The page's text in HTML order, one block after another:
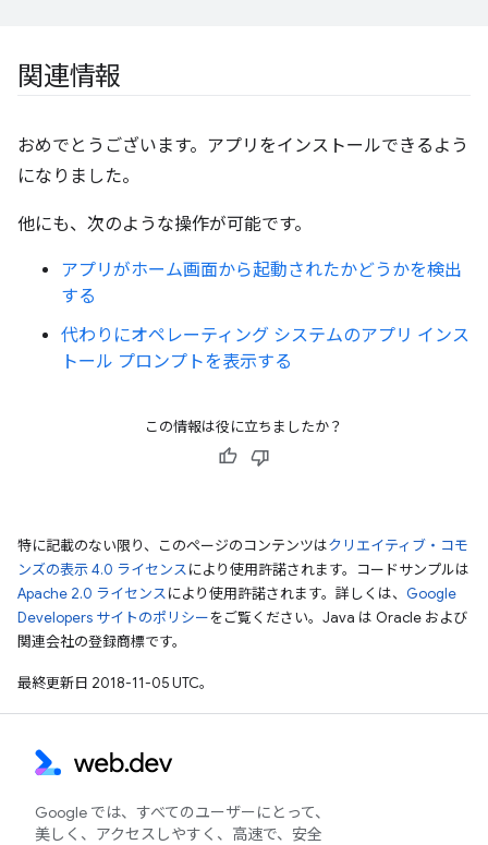
関連情報
おめでとうございます。アプリをインストールできるよう
になりました。
他にも、次のような操作が可能です。
アプリがホーム画面から起動されたかどうかを検出
する
代わりにオペレーティング システムのアプリ インス
トール プロンプトを表示する
この情報は役に立ちましたか？
特に記載のない限り、このページのコンテンツはクリエイティブ・コモ
ンズの表示 4.0 ライセンスにより使用許諾されます。コードサンプルは
Apache 2.0 ライセンスにより使用許諾されます。詳しくは、 Google
Developers サイトのポリシーをご覧ください。Java は Oracle および
関連会社の登録商標です。
最終更新日 2018-11-05 UTC。
Google では、すべてのユーザーにとって、
美しく、アクセスしやすく、高速で、安全